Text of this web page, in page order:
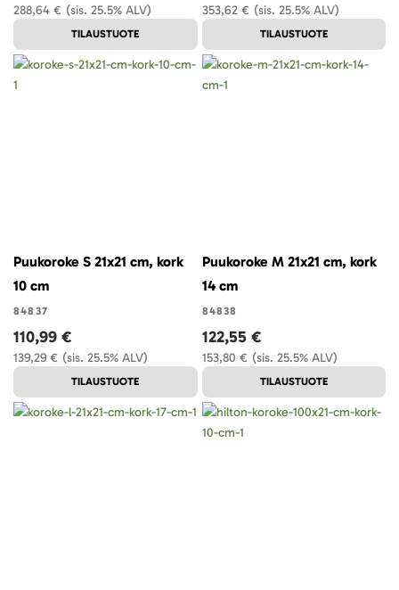
(sis. 25.5% ALV)
288,64 €
TILAUSTUOTE
(sis. 25.5% ALV)
353,62 €
TILAUSTUOTE
Puukoroke S 21x21 cm, kork
10 cm
84837
(sis. 25.5% ALV)
139,29 €
110,99 €
TILAUSTUOTE
Puukoroke M 21x21 cm, kork
14 cm
84838
(sis. 25.5% ALV)
153,80 €
122,55 €
TILAUSTUOTE